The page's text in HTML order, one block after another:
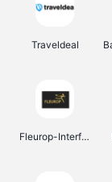
Traveldeal
Fleurop-Interflora